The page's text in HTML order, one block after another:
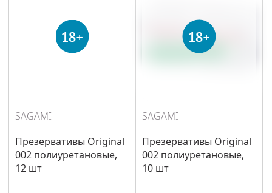
SAGAMI
Презервативы Original
002 полиуретановые,
12 шт
SAGAMI
Презервативы Original
002 полиуретановые,
10 шт